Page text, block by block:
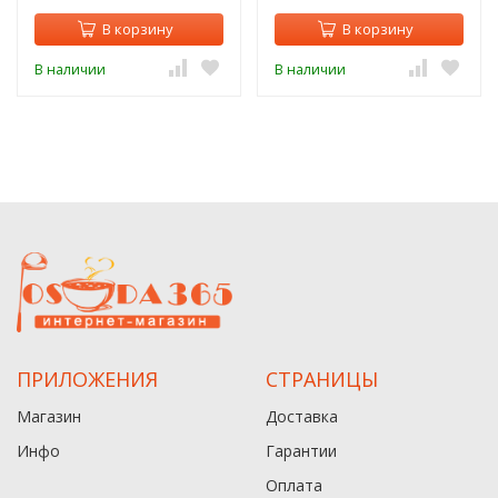
В корзину
В наличии
В корзину
В наличии
ПРИЛОЖЕНИЯ
Магазин
Инфо
СТРАНИЦЫ
Доставка
Гарантии
Оплата